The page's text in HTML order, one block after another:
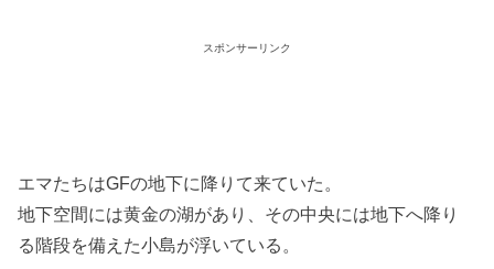
スポンサーリンク
エマたちはGFの地下に降りて来ていた。
地下空間には黄金の湖があり、その中央には地下へ降り
る階段を備えた小島が浮いている。